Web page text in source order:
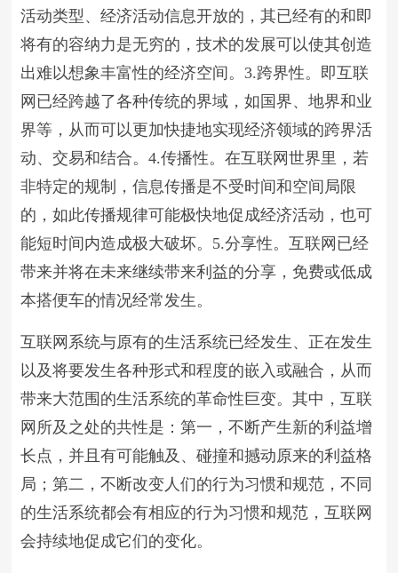
活动类型、经济活动信息开放的，其已经有的和即
将有的容纳力是无穷的，技术的发展可以使其创造
出难以想象丰富性的经济空间。3.跨界性。即互联
网已经跨越了各种传统的界域，如国界、地界和业
界等，从而可以更加快捷地实现经济领域的跨界活
动、交易和结合。4.传播性。在互联网世界里，若
非特定的规制，信息传播是不受时间和空间局限
的，如此传播规律可能极快地促成经济活动，也可
能短时间内造成极大破坏。5.分享性。互联网已经
带来并将在未来继续带来利益的分享，免费或低成
本搭便车的情况经常发生。
互联网系统与原有的生活系统已经发生、正在发生
以及将要发生各种形式和程度的嵌入或融合，从而
带来大范围的生活系统的革命性巨变。其中，互联
网所及之处的共性是：第一，不断产生新的利益增
长点，并且有可能触及、碰撞和撼动原来的利益格
局；第二，不断改变人们的行为习惯和规范，不同
的生活系统都会有相应的行为习惯和规范，互联网
会持续地促成它们的变化。